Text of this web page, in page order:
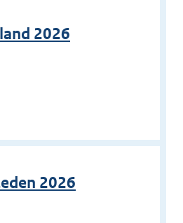
2026
2026